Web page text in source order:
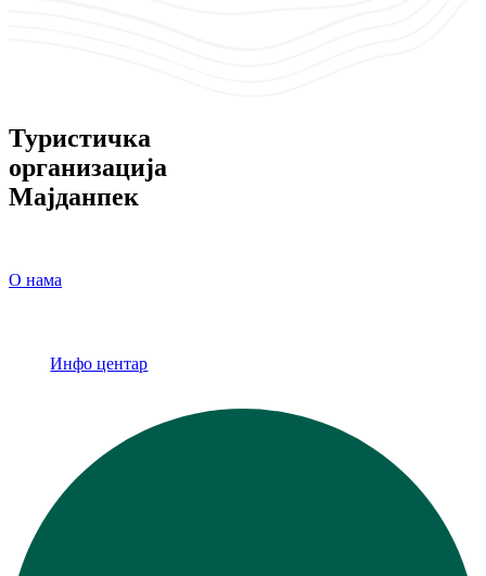
Туристичка
организација
Мајданпек
О нама
Инфо центар